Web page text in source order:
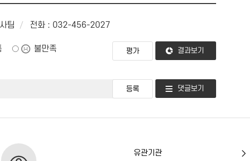
팀 전화 : 032-456-2027
불만족
결과보기
댓글보기
유